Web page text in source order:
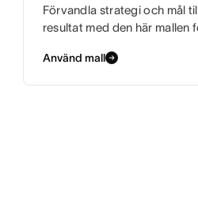
Förvandla strategi och mål
resultat med den här mallen
Använd mall